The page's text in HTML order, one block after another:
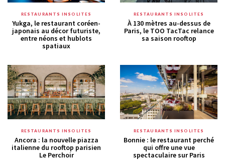
RESTAURANTS INSOLITES
Yukga, le restaurant coréen-
japonais au décor futuriste,
entre néons et hublots
spatiaux
RESTAURANTS INSOLITES
À 130 mètres au-dessus de
Paris, le TOO TacTac relance
sa saison rooftop
RESTAURANTS INSOLITES
Ancora : la nouvelle piazza
italienne du rooftop parisien
Le Perchoir
RESTAURANTS INSOLITES
Bonnie : le restaurant perché
qui offre une vue
spectaculaire sur Paris